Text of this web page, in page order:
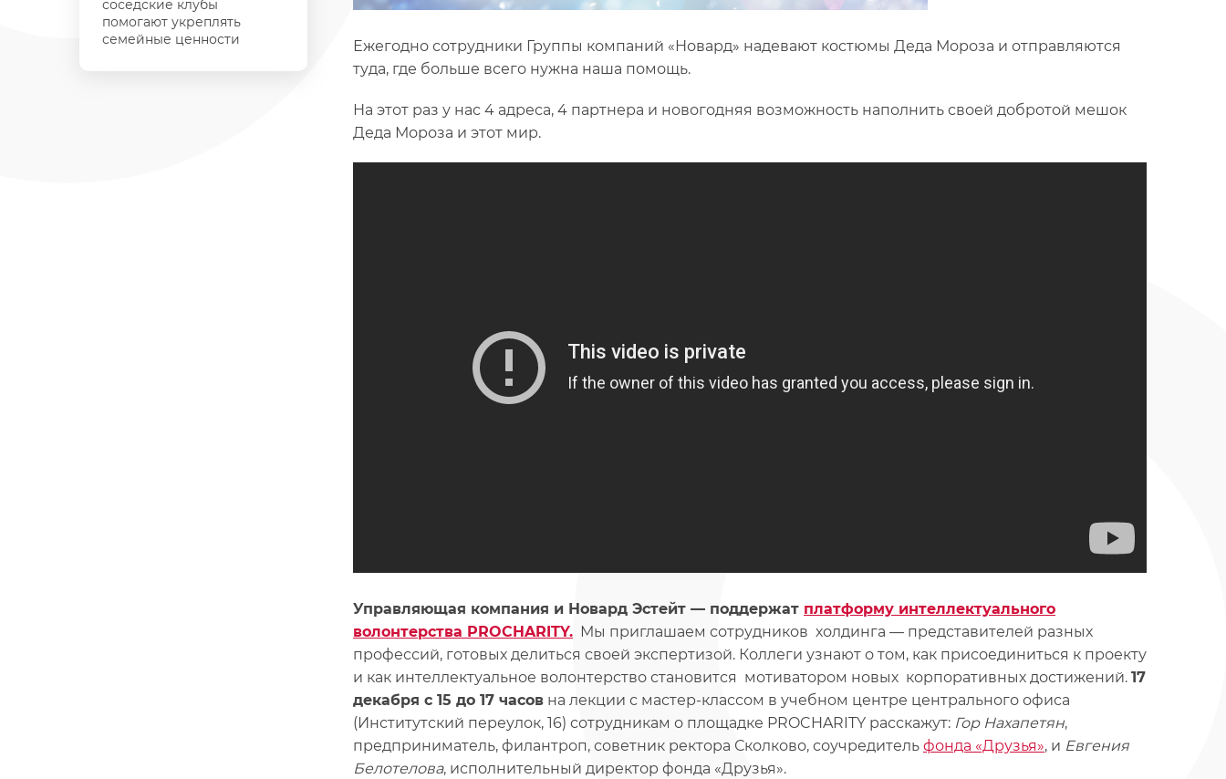
соседские клубы
помогают укреплять
семейные ценности
Ежегодно сотрудники Группы компаний «Новард» надевают костюмы Деда Мороза и отправляются
туда, где больше всего нужна наша помощь.
На этот раз у нас 4 адреса, 4 партнера и новогодняя возможность наполнить своей добротой мешок
Деда Мороза и этот мир.
Управляющая компания и Новард Эстейт — поддержат платформу интеллектуального
волонтерства PROCHARITY. Мы приглашаем сотрудников холдинга — представителей разных
профессий, готовых делиться своей экспертизой. Коллеги узнают о том, как присоединиться к проекту
и как интеллектуальное волонтерство становится мотиватором новых корпоративных достижений. 17
декабря с 15 до 17 часов на лекции с мастер-классом в учебном центре центрального офиса
(Институтский переулок, 16) сотрудникам о площадке PROCHARITY расскажут: Гор Нахапетян,
предприниматель, филантроп, советник ректора Сколково, соучредитель фонда «Друзья», и Евгения
Белотелова, исполнительный директор фонда «Друзья».